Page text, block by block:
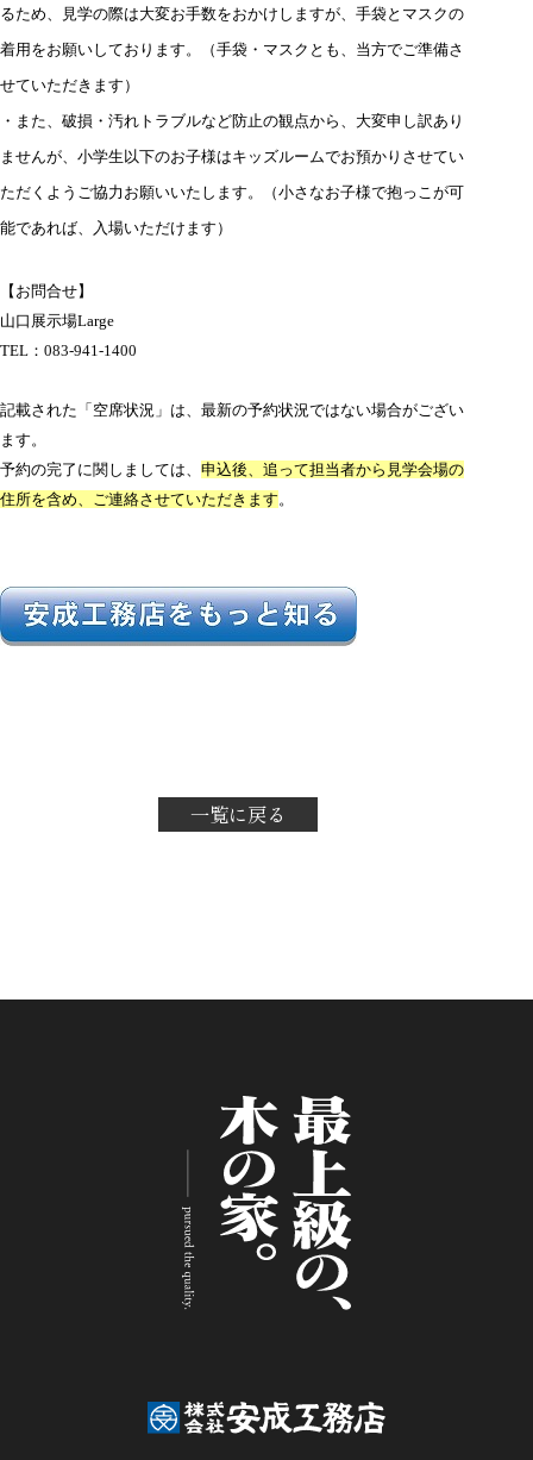
るため、見学の際は大変お手数をおかけしますが、手袋とマスクの
着用をお願いしております。（手袋・マスクとも、当方でご準備さ
せていただきます）
・また、破損・汚れトラブルなど防止の観点から、大変申し訳あり
ませんが、小学生以下のお子様はキッズルームでお預かりさせてい
ただくようご協力お願いいたします。（小さなお子様で抱っこが可
能であれば、入場いただけます）
【お問合せ】
山口展示場Large
TEL： 083-941-1400
記載された「空席状況」は、最新の予約状況ではない場合がござい
ます。
予約の完了に関しましては、 申込後、追って担当者から見学会場の
住所を含め、ご連絡させていただきます。
一覧に戻る